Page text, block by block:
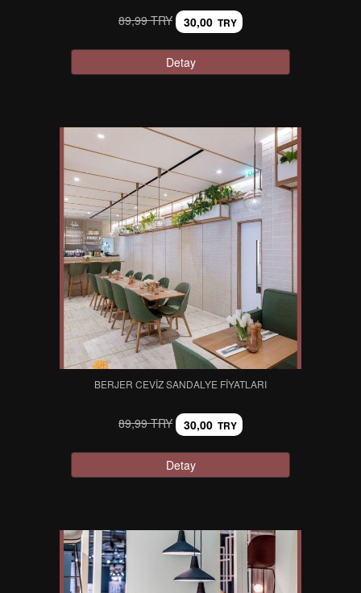
89,99 TRY 30,00 TRY
Detay
BERJER CEVIZ SANDALYE FIYATLARI
89,99 TRY 30,00 TRY
Detay